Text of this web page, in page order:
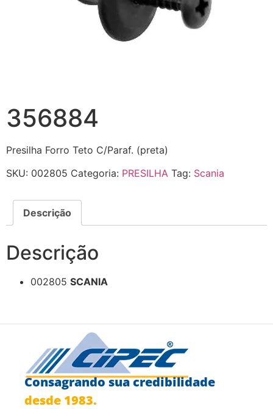
356884
Presilha Forro Teto C/Paraf. (preta)
SKU: 002805 Categoria: PRESILHA Tag: Scania
Descrição
Descrição
002805 SCANIA
Consagrando sua credibilidade
desde 1983.